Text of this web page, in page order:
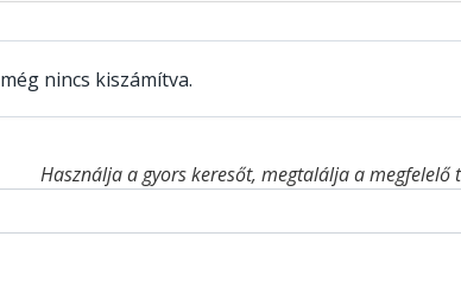
még nincs kiszámítva.
Használja a gyors keresőt, megtalálja a